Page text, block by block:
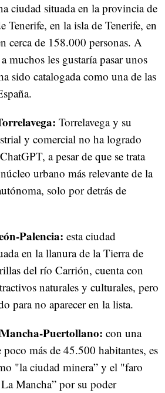
ciudad situada en la provincia de
Tenerife, en la isla de Tenerife, en
cerca de 158.000 personas. A
muchos les gustaría pasar unos
sido catalogada como una de las
Torrelavega y su
y comercial no ha logrado
a pesar de que se trata
urbano más relevante de la
solo por detrás de
Palencia: esta ciudad
en la llanura de la Tierra de
del río Carrión, cuenta con
naturales y culturales, pero
para no aparecer en la lista.
Puertollano: con una
más de 45.500 habitantes, es
"la ciudad minera” y el "faro
Mancha” por su poder